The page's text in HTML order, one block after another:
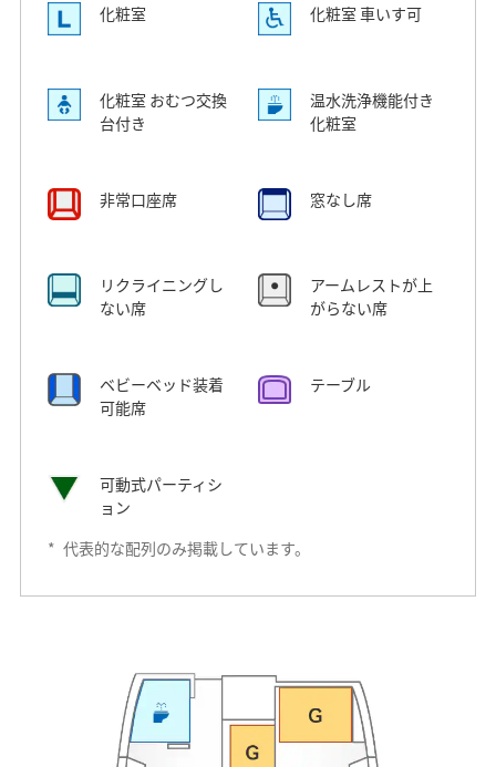
化粧室 化粧室 車いす可
化粧室 おむつ交換
台付き
温水洗浄機能付き
化粧室
非常口座席 窓なし席
リクライニングし
ない席
アームレストが上
がらない席
ベビーベッド装着
可能席
テーブル
可動式パーティシ
ョン
* 代表的な配列のみ掲載しています。